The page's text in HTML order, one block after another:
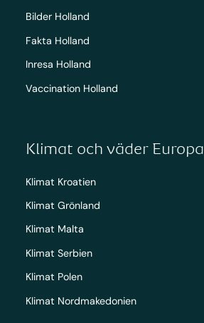
Bilder Holland
Fakta Holland
Inresa Holland
Vaccination Holland
Klimat och väder Europa
Klimat Kroatien
Klimat Grönland
Klimat Malta
Klimat Serbien
Klimat Polen
Klimat Nordmakedonien